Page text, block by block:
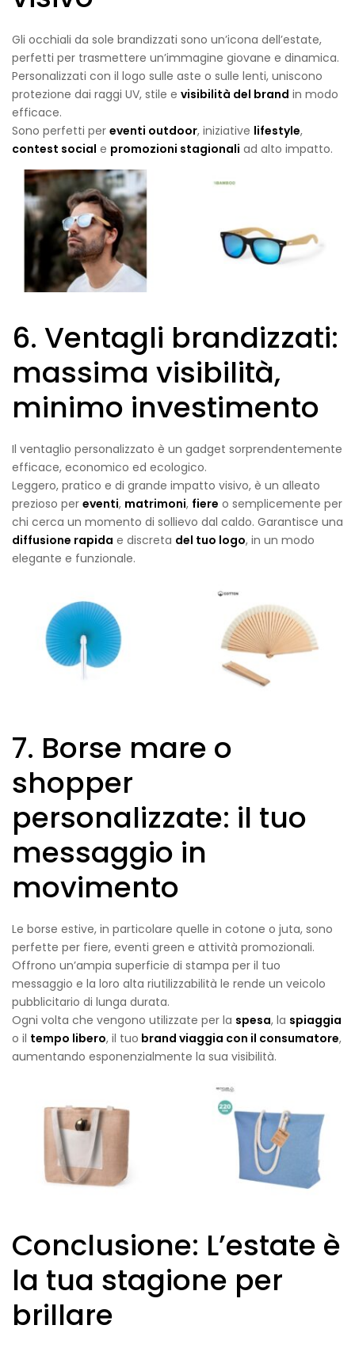
Gli occhiali da sole brandizzati sono un’icona dell’estate,
perfetti per trasmettere un’immagine giovane e dinamica.
Personalizzati con il logo sulle aste o sulle lenti, uniscono
protezione dai raggi UV, stile e visibilità del brand in modo
efficace.
Sono perfetti per eventi outdoor, iniziative lifestyle,
contest social e promozioni stagionali ad alto impatto.
6. Ventagli brandizzati:
massima visibilità,
minimo investimento
Il ventaglio personalizzato è un gadget sorprendentemente
efficace, economico ed ecologico.
Leggero, pratico e di grande impatto visivo, è un alleato
prezioso per eventi, matrimoni, fiere o semplicemente per
chi cerca un momento di sollievo dal caldo. Garantisce una
diffusione rapida e discreta del tuo logo, in un modo
elegante e funzionale.
7. Borse mare o
shopper
personalizzate: il tuo
messaggio in
movimento
Le borse estive, in particolare quelle in cotone o juta, sono
perfette per fiere, eventi green e attività promozionali.
Offrono un’ampia superficie di stampa per il tuo
messaggio e la loro alta riutilizzabilità le rende un veicolo
pubblicitario di lunga durata.
Ogni volta che vengono utilizzate per la spesa, la spiaggia
o il tempo libero, il tuo brand viaggia con il consumatore,
aumentando esponenzialmente la sua visibilità.
Conclusione: L’estate è
la tua stagione per
brillare